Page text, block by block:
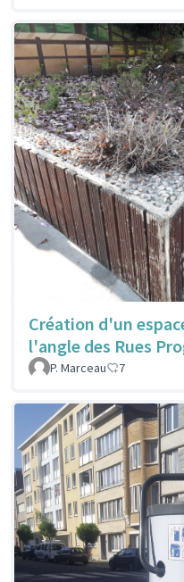
Création d'un
l'angle des Rues
P. Marceau 7